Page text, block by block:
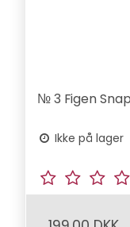
№ 3 Figen
Ikke på lager